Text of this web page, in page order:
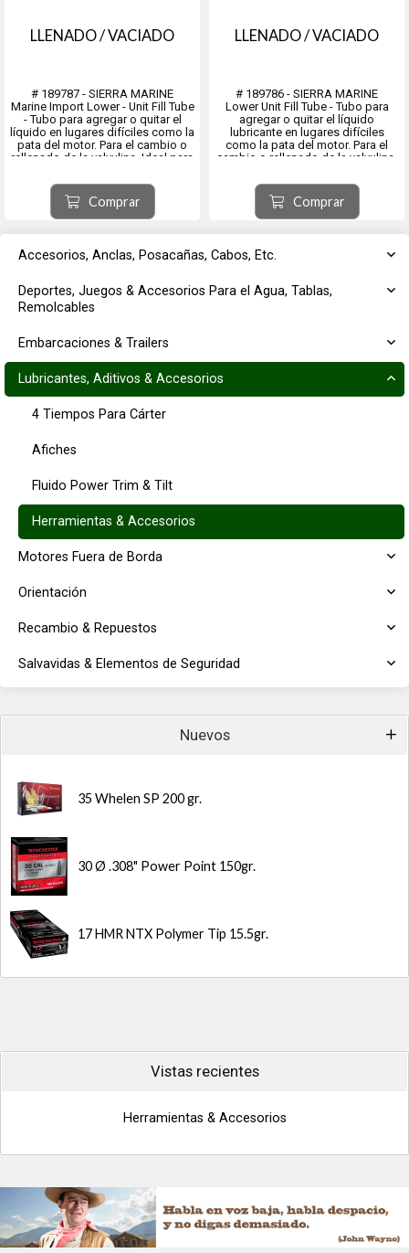
Accesorios, Anclas, Posacañas, Cabos, Etc.
Deportes, Juegos & Accesorios Para el Agua, Tablas,
Remolcables
Embarcaciones & Trailers
Lubricantes, Aditivos & Accesorios
4 Tiempos Para Cárter
Afiches
Fluido Power Trim & Tilt
Herramientas & Accesorios
Motores Fuera de Borda
Orientación
Recambio & Repuestos
Salvavidas & Elementos de Seguridad
Nuevos
35 Whelen SP 200 gr.
30 Ø .308" Power Point 150gr.
17 HMR NTX Polymer Tip 15.5gr.
LLENADO / VACIADO
# 189787 - SIERRA MARINE
Marine Import Lower - Unit Fill Tube
- Tubo para agregar o quitar el
líquido en lugares difíciles como la
pata del motor. Para el cambio o
rellenado de la valvulina. Ideal para
adaptadores.
Comprar
LLENADO / VACIADO
# 189786 - SIERRA MARINE
Lower Unit Fill Tube - Tubo para
agregar o quitar el líquido
lubricante en lugares difíciles
como la pata del motor. Para el
cambio o rellenado de la valvulina.
adaptadores.
Comprar
Vistas recientes
Herramientas & Accesorios